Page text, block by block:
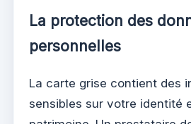
La protection des
personnelles
La carte grise contient des
sensibles sur votre identité